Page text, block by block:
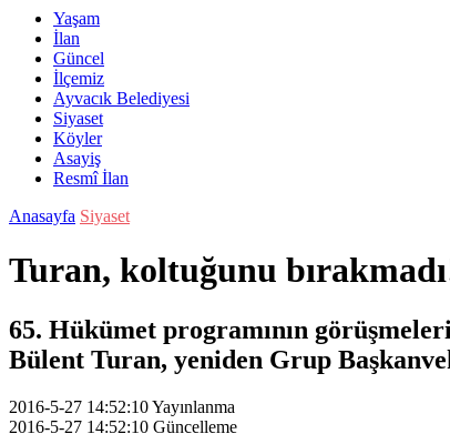
Yaşam
İlan
Güncel
İlçemiz
Ayvacık Belediyesi
Siyaset
Köyler
Asayiş
Resmî İlan
Anasayfa Siyaset
Turan, koltuğunu
65. Hükümet programının
Bülent Turan, yeniden Grup
2016-5-27 14:52:10Yayınlanma
2016-5-27 14:52:10 Güncelleme